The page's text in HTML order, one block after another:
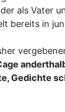
als Vater
bereits in
Gedichte